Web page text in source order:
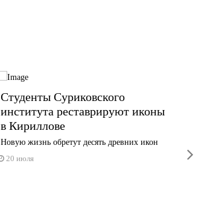
Студенты Суриковского
института реставрируют иконы
в Кириллове
Новую жизнь обретут десять древних икон
20 июля